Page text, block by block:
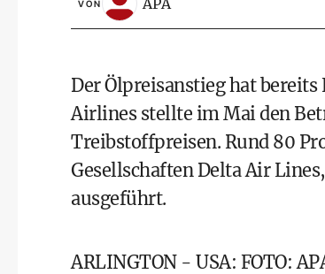
VON
Der Ölpreisanstieg hat
Airlines stellte im Mai den
Treibstoffpreisen. Rund 80
Gesellschaften Delta Air
ausgeführt.
ARLINGTON - USA: FOTO: